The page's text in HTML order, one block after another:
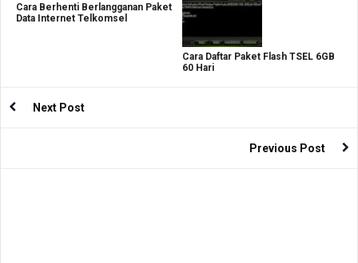
Cara Berhenti Berlangganan Paket
Data Internet Telkomsel
Cara Daftar Paket Flash TSEL 6GB
60 Hari
Next Post
Previous Post